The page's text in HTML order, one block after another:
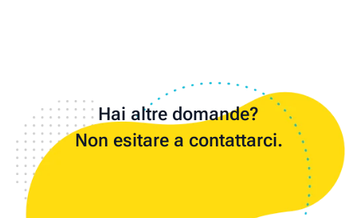
Hai altre domande?
Non esitare a contattarci.